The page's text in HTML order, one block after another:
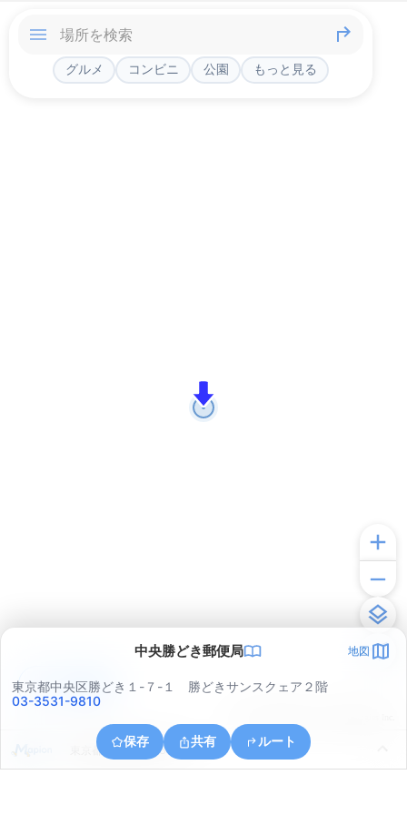
グルメ コンビニ 公園 もっと見る
中央勝どき郵便局 地図
東京都中央区勝どき１-７-１ 勝どきサンスクェア２階
03-3531-9810
保存 共有 ルート
東京都中央区晴海５丁目
アプリで見る